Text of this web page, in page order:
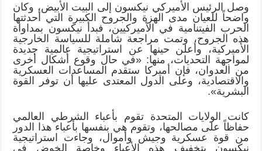
وصل الرئيس الأميركي نيكسون إلى البيت الأبيض، وكان
واضحاً للعيان مدى الهزة والجروح الكبيرة التي أحدثتها
الحرب الفيتنامية في الأميركيين، فبدأ نيكسون بمداواة
هذه الجروح، وتمت مراجعة شاملة للسياسة الخارجية
الأميركية، وأعلن حينها عن استراتيجية عالمية جديدة
لمواجهة التحديات، منها: «في حال وقوع أشكال أخرى
من العدوان، فإن أميركا ستقدم المساعدات العسكرية
والاقتصادية، وعلى الدول المعتدى عليها أن توفر القوة
البشرية».
كانت الولايات المتحدة تقوم بأعباء الشرطي العالمي
حفاظاً على مصالحها، وتقوم هي بنفسها بأعباء هذا الدور
من قوة عسكرية وجيش وأموال، وجاءت استراتيجية
نيكسون بتخفيف هذه الأعباء وخاصة الخوض في